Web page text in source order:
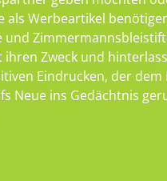
als Werbeartikel
und
Zweck und
Eindrucken, der
Neue ins Gedächtnis